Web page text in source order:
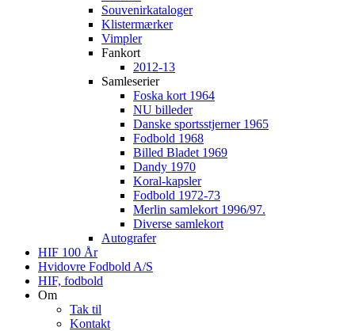
Souvenirkataloger
Klistermærker
Vimpler
Fankort
2012-13
Samleserier
Foska kort 1964
NU billeder
Danske sportsstjerner 1965
Fodbold 1968
Billed Bladet 1969
Dandy 1970
Koral-kapsler
Fodbold 1972-73
Merlin samlekort 1996/97.
Diverse samlekort
Autografer
HIF 100 År
Hvidovre Fodbold A/S
HIF, fodbold
Om
Tak til
Kontakt